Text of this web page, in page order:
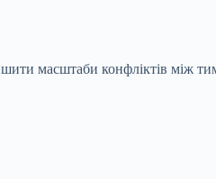
масштаби конфліктів між